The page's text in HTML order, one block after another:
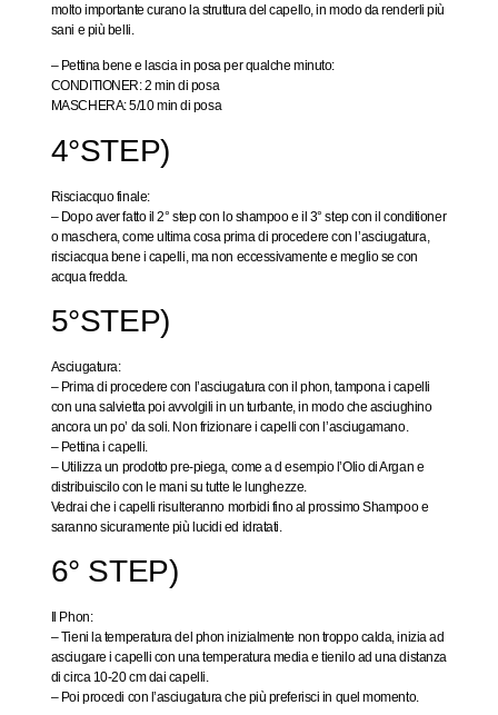
molto importante curano la struttura del capello, in modo da renderli più
sani e più belli.
– Pettina bene e lascia in posa per qualche minuto:
CONDITIONER: 2 min di posa
MASCHERA: 5/10 min di posa
4°STEP)
Risciacquo finale:
– Dopo aver fatto il 2° step con lo shampoo e il 3° step con il conditioner
o maschera, come ultima cosa prima di procedere con l’asciugatura,
risciacqua bene i capelli, ma non eccessivamente e meglio se con
acqua fredda.
5°STEP)
Asciugatura:
– Prima di procedere con l’asciugatura con il phon, tampona i capelli
con una salvietta poi avvolgili in un turbante, in modo che asciughino
ancora un po’ da soli. Non frizionare i capelli con l’asciugamano.
– Pettina i capelli.
– Utilizza un prodotto pre-piega, come a d esempio l’Olio di Argan e
distribuiscilo con le mani su tutte le lunghezze.
Vedrai che i capelli risulteranno morbidi fino al prossimo Shampoo e
saranno sicuramente più lucidi ed idratati.
6° STEP)
Il Phon:
– Tieni la temperatura del phon inizialmente non troppo calda, inizia ad
asciugare i capelli con una temperatura media e tienilo ad una distanza
di circa 10-20 cm dai capelli.
– Poi procedi con l’asciugatura che più preferisci in quel momento.